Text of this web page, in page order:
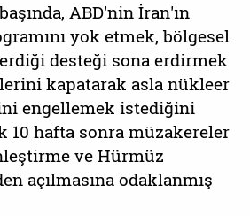
ABD'nin İran'ın
yok etmek, bölgesel
desteği sona erdirmek
kapatarak asla nükleer
engellemek istediğini
10 hafta sonra müzakereler
ve Hürmüz
açılmasına odaklanmış